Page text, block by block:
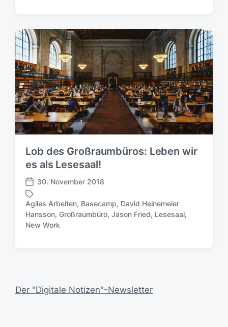
e
n
t
l
i
c
h
u
n
g
s
a
t
u
m
a
g
w
ö
r
t
e
r
Lob des Großraumbüros: Leben wir
es als Lesesaal!
V
e
r
ö
f
i
30. November 2018
S
c
ö
Agiles Arbeiten, Basecamp, David Heinemeier
Hansson, Großraumbüro, Jason Fried, Lesesaal,
New Work
Der "Digitale Notizen"-Newsletter